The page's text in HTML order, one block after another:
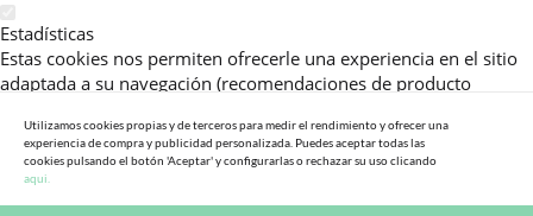
Estadísticas
Estas cookies nos permiten ofrecerle una experiencia en el sitio
adaptada a su navegación (recomendaciones de producto
consultadas, etc).Al activar esta cookie, nos ayuda a mejorar aún
más su experiencia.
Publicitarias
Utilizamos cookies propias y de terceros para medir el rendimiento y ofrecer una
experiencia de compra y publicidad personalizada. Puedes aceptar todas las
cookies pulsando el botón 'Aceptar' y configurarlas o rechazar su uso clicando
aqui.